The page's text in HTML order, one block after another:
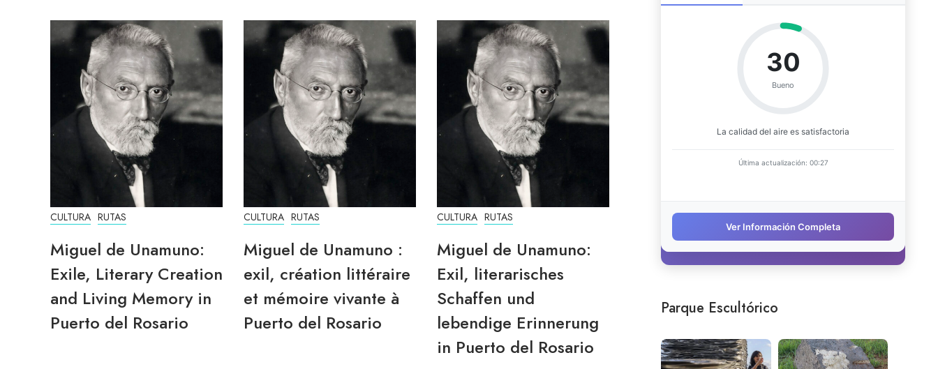
CULTURA RUTAS
Miguel de Unamuno:
Exile, Literary Creation
and Living Memory in
Puerto del Rosario
CULTURA RUTAS
Miguel de Unamuno :
exil, création littéraire
et mémoire vivante à
Puerto del Rosario
CULTURA RUTAS
Miguel de Unamuno:
Exil, literarisches
Schaffen und
lebendige Erinnerung
in Puerto del Rosario
Parque Escultórico